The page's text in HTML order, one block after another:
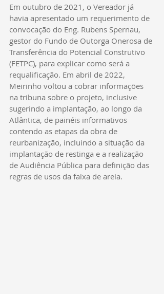
Em outubro de 2021, o Vereador já
havia apresentado um requerimento de
convocação do Eng. Rubens Spernau,
gestor do Fundo de Outorga Onerosa de
Transferência do Potencial Construtivo
(FETPC), para explicar como será a
requalificação. Em abril de 2022,
Meirinho voltou a cobrar informações
na tribuna sobre o projeto, inclusive
sugerindo a implantação, ao longo da
Atlântica, de painéis informativos
contendo as etapas da obra de
reurbanização, incluindo a situação da
implantação de restinga e a realização
de Audiência Pública para definição das
regras de usos da faixa de areia.